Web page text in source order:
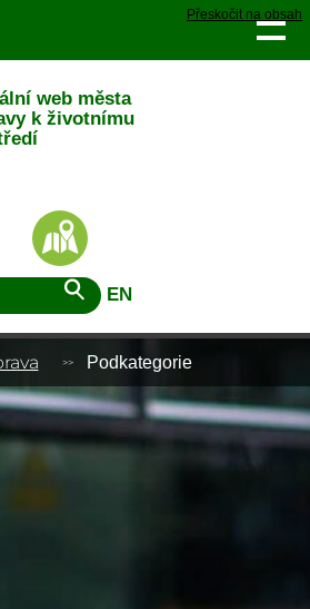
Přeskočit na obsah
web města
k životnímu
EN
Podkategorie